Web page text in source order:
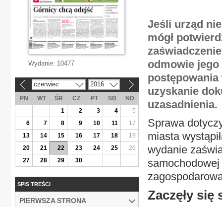
Jeśli urząd
mógł
odmowie
uzyskanie
uzasadnienia.
Sprawa
miasta
wydanie
Zaczęły się
Wydanie: 10477
czerwiec 2016
PN WT ŚR CZ PT SB
ND
1
2 3 4
5
6
7 8 9 10 11
12
13
14 15 16 17 18
19
20
21 22 23 24 25
26
27
28 29 30
SPIS TREŚCI
PIERWSZA STRONA